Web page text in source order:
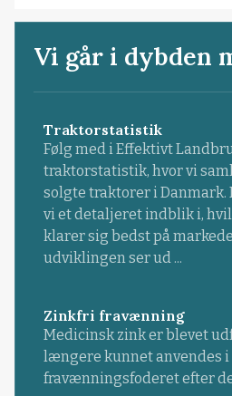
Vi går i dybden
Traktorstatistik
Følg med i Effektivt
traktorstatistik, hvor vi
solgte traktorer i Danmark.
vi et detaljeret indblik i,
klarer sig bedst på
udviklingen ser ud ...
Zinkfri fravænning
Medicinsk zink er blevet
længere kunnet anvendes i
fravænningsfoderet efter